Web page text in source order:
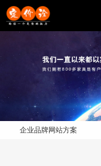
企业品牌网站方案